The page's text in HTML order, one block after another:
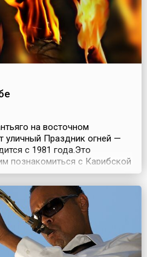
на восточном
уличный Праздник огней —
с 1981 года.Это
познакомиться с Карибской
ночь на улицах Сантьяго-
есть желание)
Сантьяго-де-Куба —
Как и все хорошие